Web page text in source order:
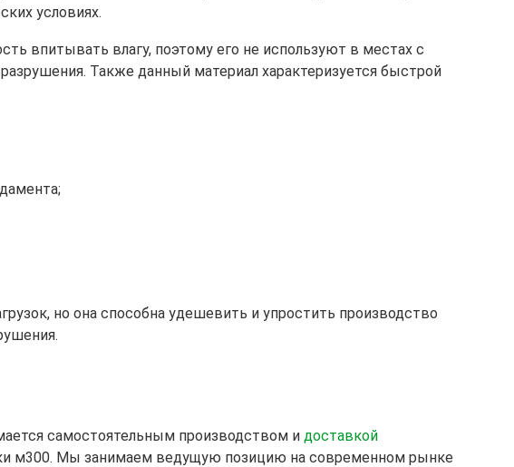
условиях.
впитывать влагу, поэтому его не используют в местах с
Также данный материал характеризуется быстрой
но она способна удешевить и упростить производство
самостоятельным производством и доставкой
м300. Мы занимаем ведущую позицию на современном рынке